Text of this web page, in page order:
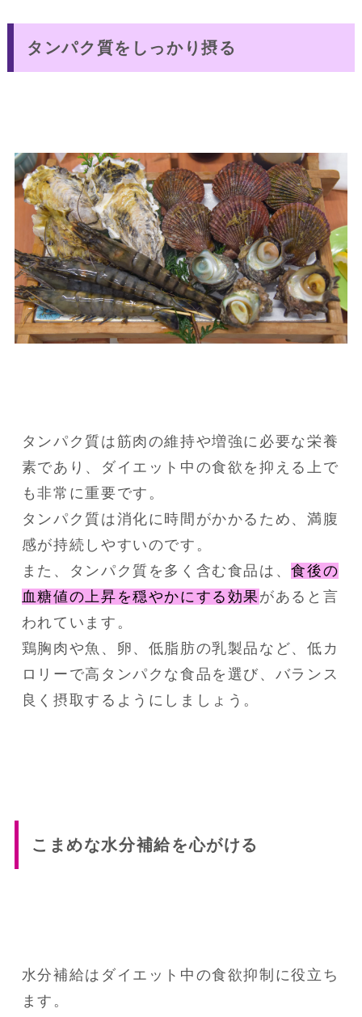
タンパク質をしっかり摂る
タンパク質は筋肉の維持や増強に必要な栄養
素であり、ダイエット中の食欲を抑える上で
も非常に重要です。
タンパク質は消化に時間がかかるため、満腹
感が持続しやすいのです。
また、タンパク質を多く含む食品は、食後の
血糖値の上昇を穏やかにする効果 があると言
われています。
鶏胸肉や魚、卵、低脂肪の乳製品など、低カ
ロリーで高タンパクな食品を選び、バランス
良く摂取するようにしましょう。
こまめな水分補給を心がける
水分補給はダイエット中の食欲抑制に役立ち
ます。